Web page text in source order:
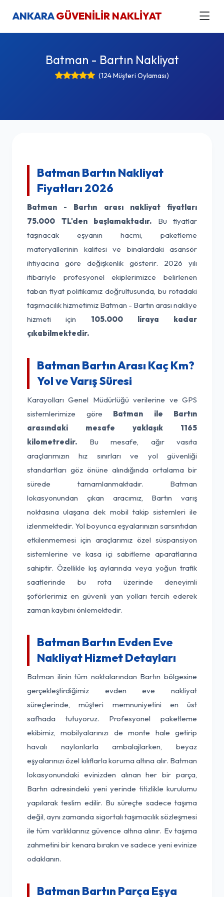
ANKARAGÜVENİLİR NAKLİYAT
Batman - Bartın Nakliyat
(124 Müşteri Oylaması)
Batman Bartın Nakliyat
Fiyatları 2026
Batman - Bartın arası nakliyat fiyatları
75.000 TL'den başlamaktadır. Bu fiyatlar
taşınacak eşyanın hacmi, paketleme
materyallerinin kalitesi ve binalardaki asansör
ihtiyacına göre değişkenlik gösterir. 2026 yılı
itibariyle profesyonel ekiplerimizce belirlenen
taban fiyat politikamız doğrultusunda, bu rotadaki
taşımacılık hizmetimiz Batman - Bartın arası nakliye
hizmeti için 105.000 liraya kadar
çıkabilmektedir.
Batman Bartın Arası Kaç Km?
Yol ve Varış Süresi
Karayolları Genel Müdürlüğü verilerine ve GPS
sistemlerimize göre Batman ile Bartın
arasındaki mesafe yaklaşık 1165
kilometredir. Bu mesafe, ağır vasıta
araçlarımızın hız sınırları ve yol güvenliği
standartları göz önüne alındığında ortalama bir
sürede tamamlanmaktadır. Batman
lokasyonundan çıkan aracımız, Bartın varış
noktasına ulaşana dek mobil takip sistemleri ile
izlenmektedir. Yol boyunca eşyalarınızın sarsıntıdan
etkilenmemesi için araçlarımız özel süspansiyon
sistemlerine ve kasa içi sabitleme aparatlarına
sahiptir. Özellikle kış aylarında veya yoğun trafik
saatlerinde bu rota üzerinde deneyimli
şoförlerimiz en güvenli yan yolları tercih ederek
zaman kaybını önlemektedir.
Batman Bartın Evden Eve
Nakliyat Hizmet Detayları
Batman ilinin tüm noktalarından Bartın bölgesine
gerçekleştirdiğimiz evden eve nakliyat
süreçlerinde, müşteri memnuniyetini en üst
safhada tutuyoruz. Profesyonel paketleme
ekibimiz, mobilyalarınızı de monte hale getirip
havalı naylonlarla ambalajlarken, beyaz
eşyalarınızı özel kılıflarla koruma altına alır. Batman
lokasyonundaki evinizden alınan her bir parça,
Bartın adresindeki yeni yerinde titizlikle kurulumu
yapılarak teslim edilir. Bu süreçte sadece taşıma
değil, aynı zamanda sigortalı taşımacılık sözleşmesi
ile tüm varlıklarınız güvence altına alınır. Ev taşıma
zahmetini bir kenara bırakın ve sadece yeni evinize
odaklanın.
Batman Bartın Parça Eşya